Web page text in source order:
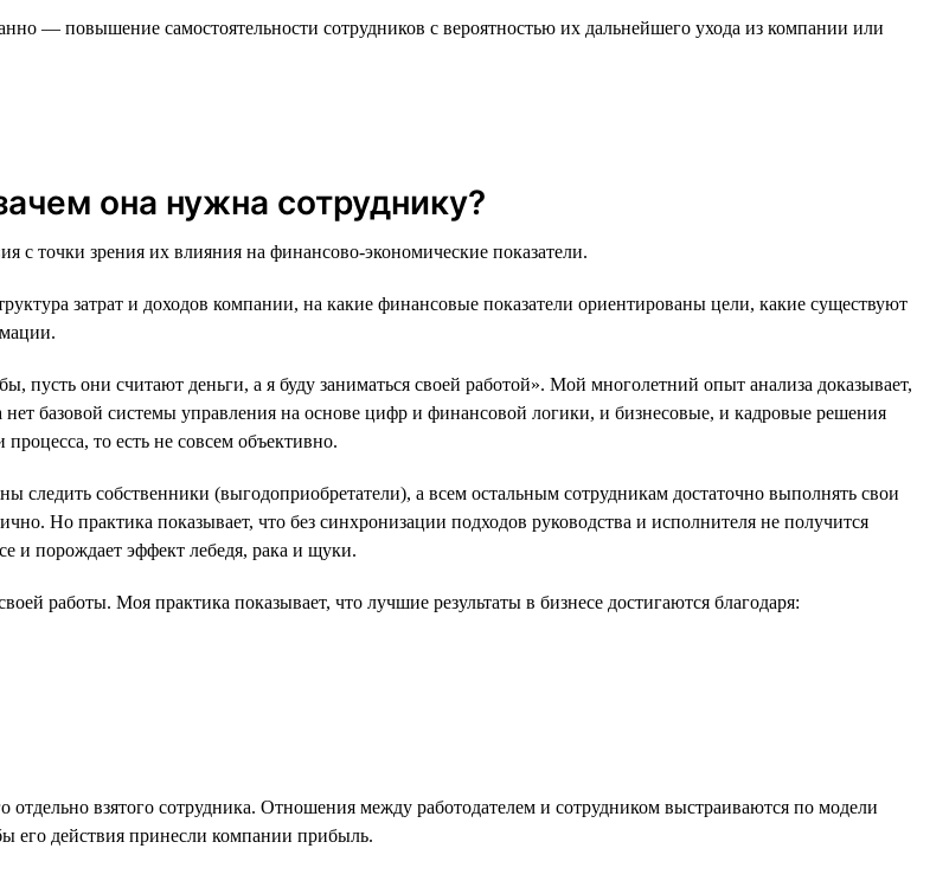
— повышение самостоятельности сотрудников с вероятностью их дальнейшего ухода из компании или
она нужна сотруднику?
с точки зрения их влияния на финансово-экономические показатели.
затрат и доходов компании, на какие финансовые показатели ориентированы цели, какие существуют
они считают деньги, а я буду заниматься своей работой». Мой многолетний опыт анализа доказывает,
базовой системы управления на основе цифр и финансовой логики, и бизнесовые, и кадровые решения
то есть не совсем объективно.
собственники (выгодоприобретатели), а всем остальным сотрудникам достаточно выполнять свои
Но практика показывает, что без синхронизации подходов руководства и исполнителя не получится
и порождает эффект лебедя, рака и щуки.
работы. Моя практика показывает, что лучшие результаты в бизнесе достигаются благодаря:
взятого сотрудника. Отношения между работодателем и сотрудником выстраиваются по модели
его действия принесли компании прибыль.